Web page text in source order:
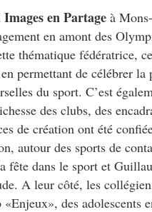
en Partage à
en amont des
thématique fédératrice,
permettant de célébrer la
du sport. C’est
des clubs, des
de création ont été
autour des sports de
fête dans le sport et
A leur côté, les
des adolescents